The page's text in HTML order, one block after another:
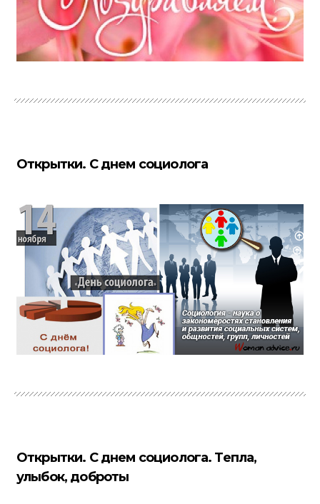
Открытки. С днем социолога
Открытки. С днем социолога. Тепла,
улыбок, доброты